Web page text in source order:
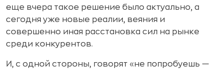
еще вчера такое решение было актуально, а
сегодня уже новые реалии, веяния и
совершенно иная расстановка сил на рынке
среди конкурентов.
И, с одной стороны, говорят «не попробуешь —